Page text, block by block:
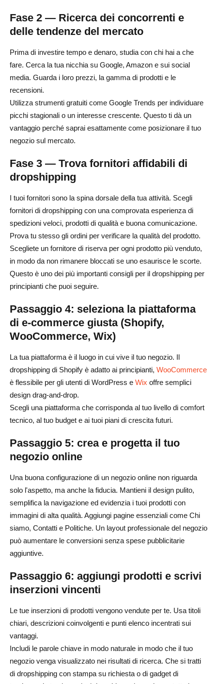
Fase 2 — Ricerca dei concorrenti e
delle tendenze del mercato
Prima di investire tempo e denaro, studia con chi hai a che
fare. Cerca la tua nicchia su Google, Amazon e sui social
media. Guarda i loro prezzi, la gamma di prodotti e le
recensioni.
Utilizza strumenti gratuiti come Google Trends per individuare
picchi stagionali o un interesse crescente. Questo ti dà un
vantaggio perché saprai esattamente come posizionare il tuo
negozio sul mercato.
Fase 3 — Trova fornitori affidabili di
dropshipping
I tuoi fornitori sono la spina dorsale della tua attività. Scegli
fornitori di dropshipping con una comprovata esperienza di
spedizioni veloci, prodotti di qualità e buona comunicazione.
Prova tu stesso gli ordini per verificare la qualità del prodotto.
Scegliete un fornitore di riserva per ogni prodotto più venduto,
in modo da non rimanere bloccati se uno esaurisce le scorte.
Questo è uno dei più importanti consigli per il dropshipping per
principianti che puoi seguire.
Passaggio 4: seleziona la piattaforma
di e-commerce giusta (Shopify,
WooCommerce, Wix)
La tua piattaforma è il luogo in cui vive il tuo negozio. Il
dropshipping di Shopify è adatto ai principianti, WooCommerce
è flessibile per gli utenti di WordPress e Wix offre semplici
design drag-and-drop.
Scegli una piattaforma che corrisponda al tuo livello di comfort
tecnico, al tuo budget e ai tuoi piani di crescita futuri.
Passaggio 5: crea e progetta il tuo
negozio online
Una buona configurazione di un negozio online non riguarda
solo l'aspetto, ma anche la fiducia. Mantieni il design pulito,
semplifica la navigazione ed evidenzia i tuoi prodotti con
immagini di alta qualità. Aggiungi pagine essenziali come Chi
siamo, Contatti e Politiche. Un layout professionale del negozio
può aumentare le conversioni senza spese pubblicitarie
aggiuntive.
Passaggio 6: aggiungi prodotti e scrivi
inserzioni vincenti
Le tue inserzioni di prodotti vengono vendute per te. Usa titoli
chiari, descrizioni coinvolgenti e punti elenco incentrati sui
vantaggi.
Includi le parole chiave in modo naturale in modo che il tuo
negozio venga visualizzato nei risultati di ricerca. Che si tratti
di dropshipping con stampa su richiesta o di gadget di